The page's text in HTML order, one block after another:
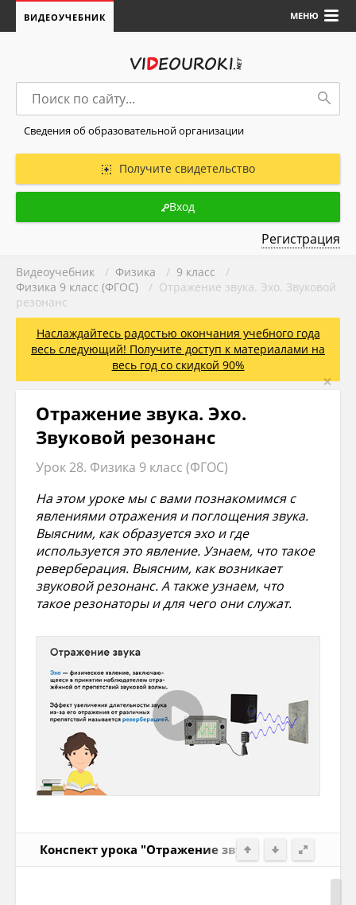
МЕНЮ
ВИДЕОУЧЕБНИК
Сведения об образовательной организации
Получите свидетельство
Вход
Регистрация
Видеоучебник / Физика / 9 класс
/
Физика 9 класс (ФГОС)
/ Отражение звука. Эхо. Звуковой
резонанс
Наслаждайтесь радостью окончания учебного года
весь следующий! Получите доступ к материалами на
весь год со скидкой 90%
×
Отражение звука. Эхо.
Звуковой резонанс
Урок 28. Физика 9 класс (ФГОС)
На этом уроке мы с вами познакомимся с
явлениями отражения и поглощения звука.
Выясним, как образуется эхо и где
используется это явление. Узнаем, что такое
реверберация. Выясним, как возникает
звуковой резонанс. А также узнаем, что
такое резонаторы и для чего они служат.
Конспект урока "Отражение звука. Эхо.